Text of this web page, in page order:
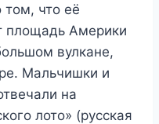
что её
площадь Америки
вулкане,
Мальчишки и
на
лото» (русская